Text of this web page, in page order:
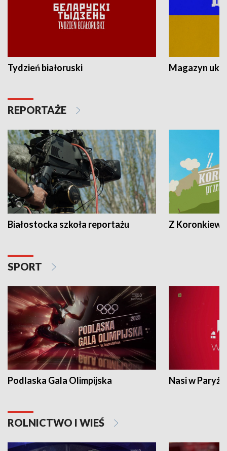
Tydzień białoruski Magazyn
REPORTAŻE
Białostocka szkoła reportażu Z
SPORT
Podlaska Gala Olimpijska Nasi w Paryżu
ROLNICTWO I WIEŚ